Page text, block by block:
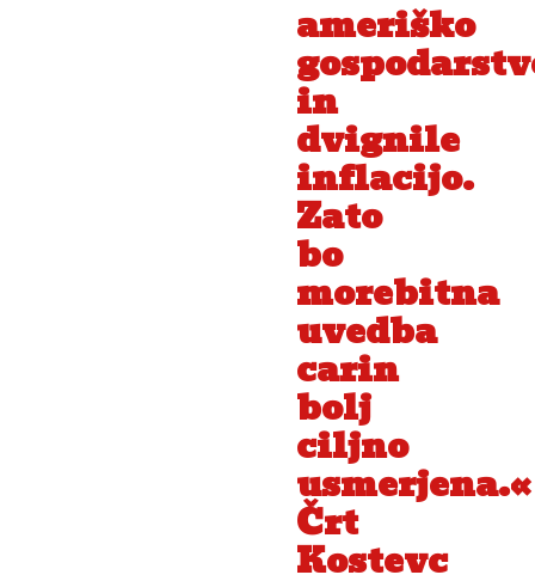
ameriško
in
dvignile
inflacijo.
Zato
bo
morebitna
uvedba
carin
bolj
ciljno
usmerjena.«
Črt
Kostevc